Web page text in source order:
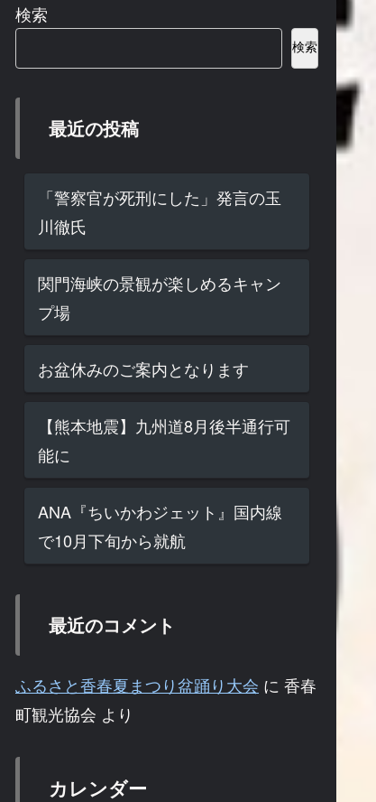
検索
検索
最近の投稿
「警察官が死刑にした」発言の玉
川徹氏
関門海峡の景観が楽しめるキャン
プ場
お盆休みのご案内となります
【熊本地震】九州道8月後半通行可
能に
ANA『ちいかわジェット』国内線
で10月下旬から就航
最近のコメント
ふるさと香春夏まつり盆踊り大会 に 香春
町観光協会 より
カレンダー